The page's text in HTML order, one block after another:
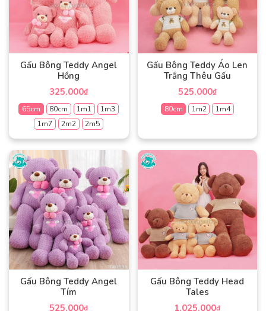
thể.
Các
tùy
chọn
có
thể
chọn
trên
trang
sản
phẩm
Các
tùy
chọn
thể
được
trên
trang
Gấu Bông Teddy Angel
Hồng
325.000₫
65cm
80cm 1m1
1m3
1m7
2m2 2m5
Sản
này
có
nhiều
biến
thể.
Các
tùy
chọn
có
thể
Gấu Bông Teddy Áo Len
Trắng Thêu Gấu
525.000₫
80cm
1m2 1m4
phẩm
có
nhiều
biến
thể.
Các
tùy
chọn
có
thể
được
Gấu Bông Teddy Angel
Tím
525.000₫
Gấu Bông Teddy Head
Tales
1.025.000₫